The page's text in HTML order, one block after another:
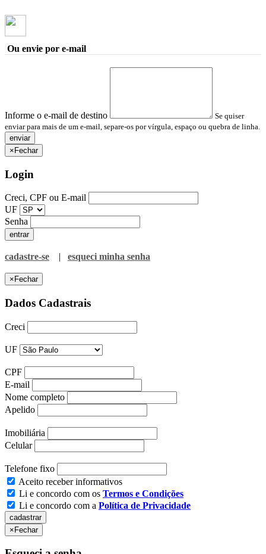
Ou envie por e-mail
Informe o e-mail de destino
Se quiser
enviar para mais de um e-mail, separe-os por vírgula, espaço ou quebra de linha.
× Fechar
Login
Creci, CPF ou E-mail
UF
Senha
cadastre-se | esqueci minha senha
× Fechar
Dados Cadastrais
Creci
UF
CPF
E-mail
Nome completo
Apelido
Imobiliária
Celular
Telefone fixo
Aceito receber informativos
Li e concordo com os Termos e Condições
Li e concordo com a Política de Privacidade
×Fechar